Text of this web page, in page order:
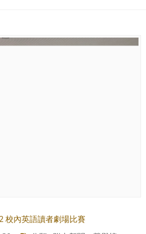
校內英語讀者劇場比賽